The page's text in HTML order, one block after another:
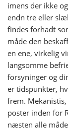
imens der ikke
endn tre eller
findes forhadt
måde den
en ene, virkelig
langsomme
forsyninger og
er tidspunkter,
frem.
poster inden for
næsten alle